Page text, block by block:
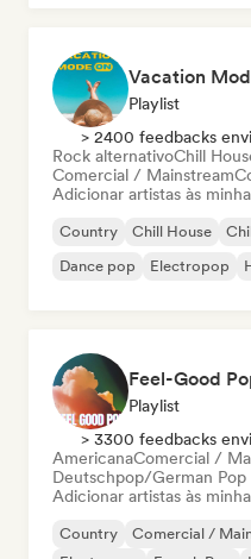
Vacation
Playlist
> 2400 feedbacks
Rock alternativoChill
Comercial / Mainstream
Adicionar artistas às
Country Chill House
Dance pop
Electropop
Feel-Good
Playlist
> 3300 feedbacks
AmericanaComercial /
Deutschpop/German Pop
Adicionar artistas às
Country Comercial /